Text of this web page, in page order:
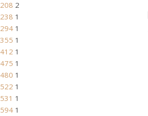
208 2
238 1
294 1
355 1
412 1
475 1
480 1
522 1
531 1
594 1